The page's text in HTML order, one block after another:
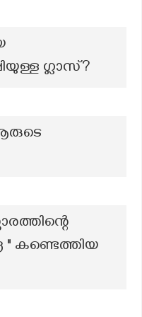
ഗ്ലാസ്?
" കണ്ടെത്തിയ